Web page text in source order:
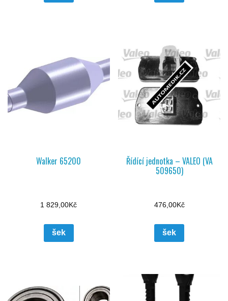
Walker 65200
1 829,00Kč
šek
Řídící jednotka – VALEO (VA
509650)
476,00Kč
šek